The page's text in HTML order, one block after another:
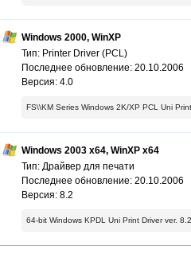
Windows 2000, WinXP
Тип: Printer Driver (PCL)
Последнее обновление: 20.10.2006
Версия: 4.0
FS\\KM Series Windows 2K/XP PCL Uni
Windows 2003 x64, WinXP x64
Тип: Драйвер для печати
Последнее обновление: 20.10.2006
Версия: 8.2
64-bit Windows KPDL Uni Print Driver ver. 8.2